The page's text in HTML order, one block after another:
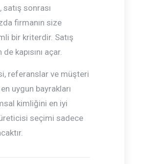
sonrası
firmanın size
bir kriterdir. Satış
kapısını açar.
referanslar ve müşteri
uygun bayrakları
kimliğini en iyi
üreticisi seçimi sadece